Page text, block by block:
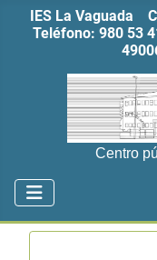
IES La Vaguada
Teléfono: 980 53
Centro